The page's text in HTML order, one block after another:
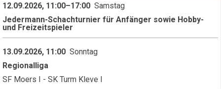
12.09.2026, 11:00–17:00 Samstag
Jedermann-Schachturnier für Anfänger sowie Hobby-
und Freizeitspieler
13.09.2026, 11:00 Sonntag
Regionalliga
SF Moers I - SK Turm Kleve I